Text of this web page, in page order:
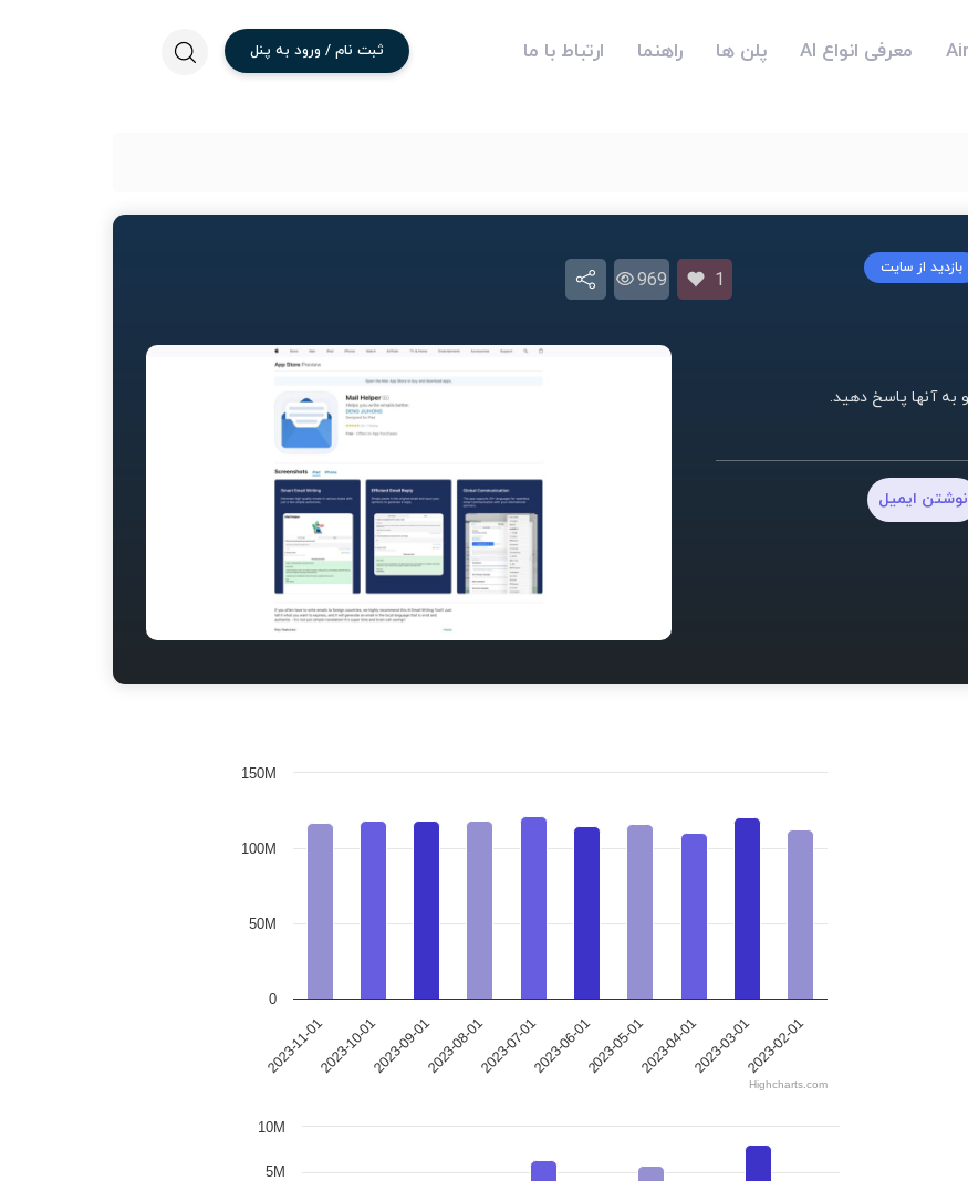
معرفی انواع AI پلن ها راهنما ارتباط با ما ثبت نام / ورود به پنل
بازدید از سایت
1
969
نوشتن ایمیل
2023-11-012023-10-012023-09-012023-08-012023-07-012023-06-012023-05-012023-04-012023-03-012023-02-01
0
50M
100M
150M
Highcharts.com
5M
10M